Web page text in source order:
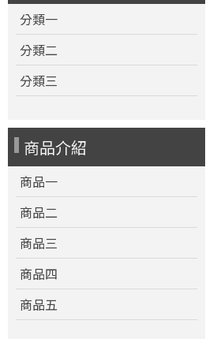
分類一
分類二
分類三
商品介紹
商品一
商品二
商品三
商品四
商品五